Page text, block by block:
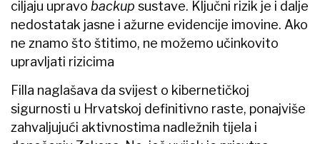
ciljaju upravo backup sustave. Ključni rizik je i dalje
nedostatak jasne i ažurne evidencije imovine. Ako
ne znamo što štitimo, ne možemo učinkovito
upravljati rizicima
Filla naglašava da svijest o kibernetičkoj
sigurnosti u Hrvatskoj definitivno raste, ponajviše
zahvaljujući aktivnostima nadležnih tijela i